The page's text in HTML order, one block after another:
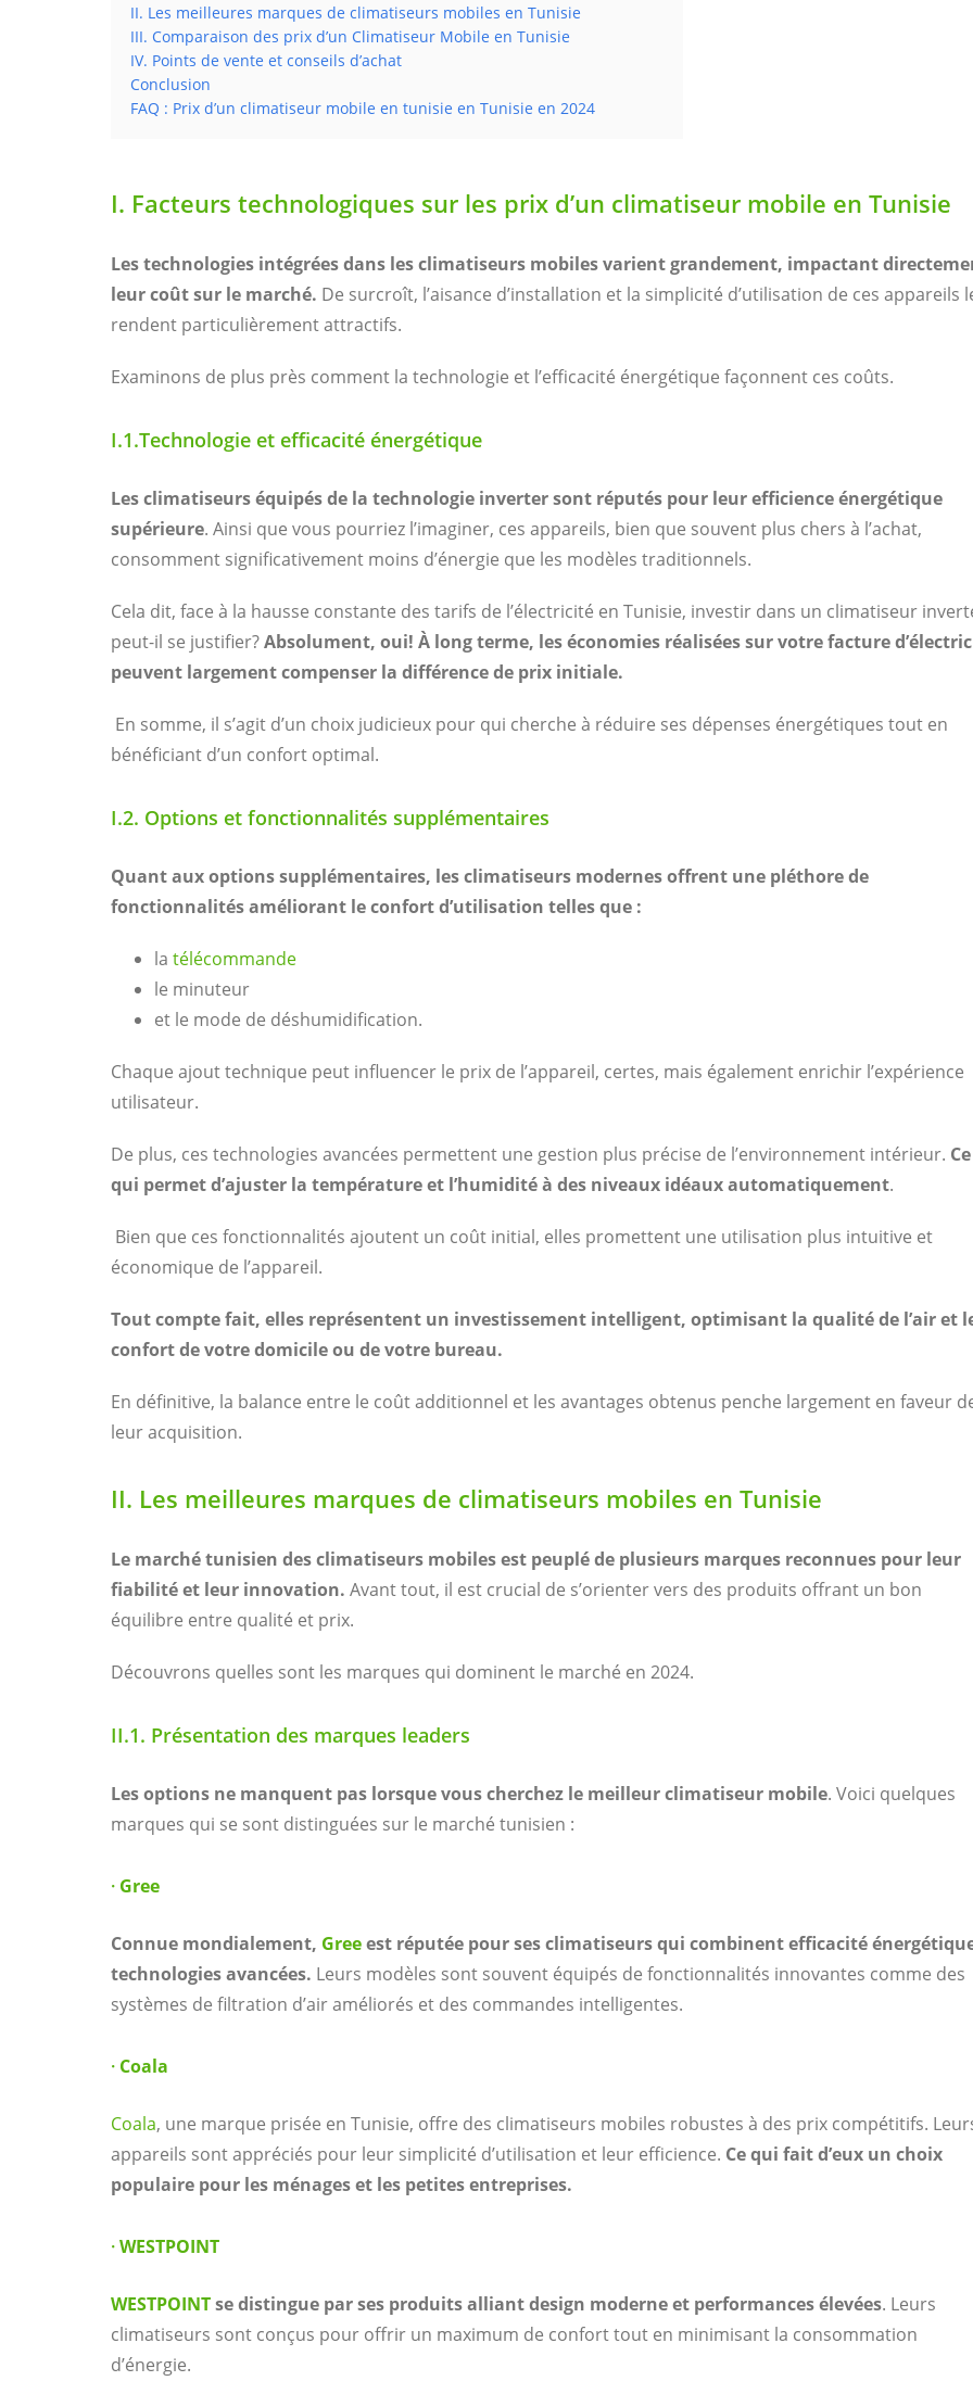
II. Les meilleures marques de climatiseurs mobiles en Tunisie
III. Comparaison des prix d’un Climatiseur Mobile en Tunisie
IV. Points de vente et conseils d’achat
Conclusion
FAQ : Prix d’un climatiseur mobile en tunisie en Tunisie en 2024
I. Facteurs technologiques sur les prix d’un climatiseur mobile en Tunisie
Les technologies intégrées dans les climatiseurs mobiles varient grandement, impactant
leur coût sur le marché. De surcroît, l’aisance d’installation et la simplicité d’utilisation de ces appareils
rendent particulièrement attractifs.
Examinons de plus près comment la technologie et l’efficacité énergétique façonnent ces coûts.
I.1.Technologie et efficacité énergétique
Les climatiseurs équipés de la technologie inverter sont réputés pour leur efficience énergétique
supérieure. Ainsi que vous pourriez l’imaginer, ces appareils, bien que souvent plus chers à l’achat,
consomment significativement moins d’énergie que les modèles traditionnels.
Cela dit, face à la hausse constante des tarifs de l’électricité en Tunisie, investir dans un climatiseur
peut-il se justifier?Absolument, oui! À long terme, les économies réalisées sur votre facture
peuvent largement compenser la différence de prix initiale.
En somme, il s’agit d’un choix judicieux pour qui cherche à réduire ses dépenses énergétiques tout en
bénéficiant d’un confort optimal.
I.2. Options et fonctionnalités supplémentaires
Quant aux options supplémentaires, les climatiseurs modernes offrent une pléthore de
fonctionnalités améliorant le confort d’utilisation telles que :
la télécommande
le minuteur
et le mode de déshumidification.
Chaque ajout technique peut influencer le prix de l’appareil, certes, mais également enrichir l’expérience
utilisateur.
De plus, ces technologies avancées permettent une gestion plus précise de l’environnement intérieur. Ce
qui permet d’ajuster la température et l’humidité à des niveaux idéaux automatiquement.
Bien que ces fonctionnalités ajoutent un coût initial, elles promettent une utilisation plus intuitive et
économique de l’appareil.
Tout compte fait, elles représentent un investissement intelligent, optimisant la qualité de l’air et
confort de votre domicile ou de votre bureau.
En définitive, la balance entre le coût additionnel et les avantages obtenus penche largement en faveur
leur acquisition.
II. Les meilleures marques de climatiseurs mobiles en Tunisie
Le marché tunisien des climatiseurs mobiles est peuplé de plusieurs marques reconnues pour leur
fiabilité et leur innovation. Avant tout, il est crucial de s’orienter vers des produits offrant un bon
équilibre entre qualité et prix.
Découvrons quelles sont les marques qui dominent le marché en 2024.
II.1. Présentation des marques leaders
Les options ne manquent pas lorsque vous cherchez le meilleur climatiseur mobile. Voici quelques
marques qui se sont distinguées sur le marché tunisien :
· Gree
Connue mondialement, Greeest réputée pour ses climatiseurs qui combinent efficacité
technologies avancées. Leurs modèles sont souvent équipés de fonctionnalités innovantes comme des
systèmes de filtration d’air améliorés et des commandes intelligentes.
· Coala
Coala, une marque prisée en Tunisie, offre des climatiseurs mobiles robustes à des prix compétitifs.
appareils sont appréciés pour leur simplicité d’utilisation et leur efficience. Ce qui fait d’eux un choix
populaire pour les ménages et les petites entreprises.
·WESTPOINT
WESTPOINTse distingue par ses produits alliant design moderne et performances élevées. Leurs
climatiseurs sont conçus pour offrir un maximum de confort tout en minimisant la consommation
d’énergie.